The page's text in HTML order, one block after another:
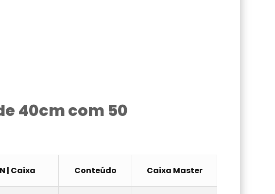
40cm com 50
| Caixa Conteúdo Caixa Master